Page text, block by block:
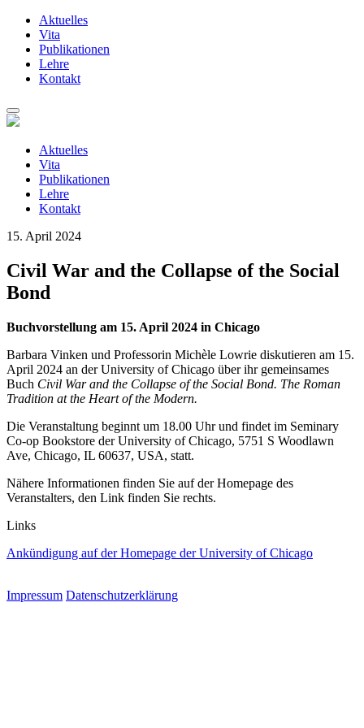
Aktuelles
Vita
Publikationen
Lehre
Kontakt
Zum
springenAktuelles
Vita
Publikationen
Lehre
Kontakt
15. April 2024
Civil War and the Collapse of the Social
Bond
Buchvorstellung am 15. April 2024 in Chicago
Barbara Vinken und Professorin Michèle Lowrie diskutieren am 15.
April 2024 an der University of Chicago über ihr gemeinsames
Buch Civil War and the Collapse of the Social Bond. The Roman
Tradition at the Heart of the Modern.
Die Veranstaltung beginnt um 18.00 Uhr und findet im Seminary
Co-op Bookstore der University of Chicago, 5751 S Woodlawn
Ave, Chicago, IL 60637, USA, statt.
Nähere Informationen finden Sie auf der Homepage des
Veranstalters, den Link finden Sie rechts.
Links
Ankündigung auf der Homepage der University of Chicago
Impressum Datenschutzerklärung